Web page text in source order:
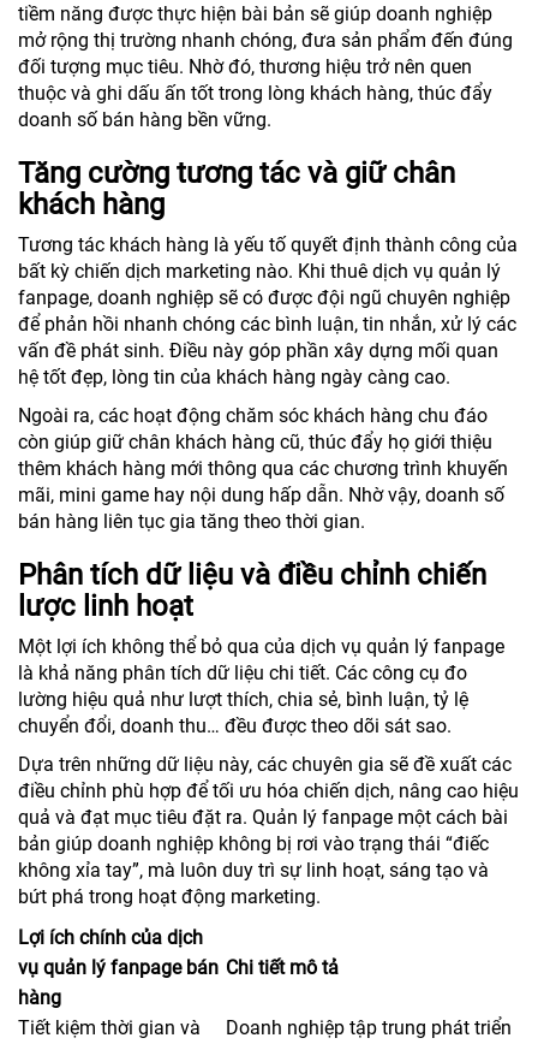
tiềm năng được thực hiện bài bản sẽ giúp doanh nghiệp
mở rộng thị trường nhanh chóng, đưa sản phẩm đến đúng
đối tượng mục tiêu. Nhờ đó, thương hiệu trở nên quen
thuộc và ghi dấu ấn tốt trong lòng khách hàng, thúc đẩy
doanh số bán hàng bền vững.
Tăng cường tương tác và giữ chân
khách hàng
Tương tác khách hàng là yếu tố quyết định thành công của
bất kỳ chiến dịch marketing nào. Khi thuê dịch vụ quản lý
fanpage, doanh nghiệp sẽ có được đội ngũ chuyên nghiệp
để phản hồi nhanh chóng các bình luận, tin nhắn, xử lý các
vấn đề phát sinh. Điều này góp phần xây dựng mối quan
hệ tốt đẹp, lòng tin của khách hàng ngày càng cao.
Ngoài ra, các hoạt động chăm sóc khách hàng chu đáo
còn giúp giữ chân khách hàng cũ, thúc đẩy họ giới thiệu
thêm khách hàng mới thông qua các chương trình khuyến
mãi, mini game hay nội dung hấp dẫn. Nhờ vậy, doanh số
bán hàng liên tục gia tăng theo thời gian.
Phân tích dữ liệu và điều chỉnh chiến
lược linh hoạt
Một lợi ích không thể bỏ qua của dịch vụ quản lý fanpage
là khả năng phân tích dữ liệu chi tiết. Các công cụ đo
lường hiệu quả như lượt thích, chia sẻ, bình luận, tỷ lệ
chuyển đổi, doanh thu… đều được theo dõi sát sao.
Dựa trên những dữ liệu này, các chuyên gia sẽ đề xuất các
điều chỉnh phù hợp để tối ưu hóa chiến dịch, nâng cao hiệu
quả và đạt mục tiêu đặt ra. Quản lý fanpage một cách bài
bản giúp doanh nghiệp không bị rơi vào trạng thái “điếc
không xỉa tay”, mà luôn duy trì sự linh hoạt, sáng tạo và
bứt phá trong hoạt động marketing.
Lợi ích chính của dịch
vụ quản lý fanpage bán
hàng
Chi tiết mô tả
Tiết kiệm thời gian và
Doanh nghiệp tập trung phát triển